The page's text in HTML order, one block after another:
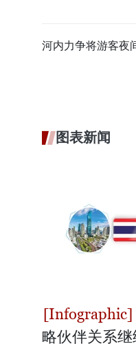
河内力争将游客夜
图表新闻
略伙伴关系